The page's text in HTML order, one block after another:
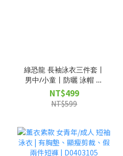
綠恐龍 長袖泳衣三件套丨
男中/小童丨防曬 泳帽 泳
褲丨D0403107
NT$499
NT$599